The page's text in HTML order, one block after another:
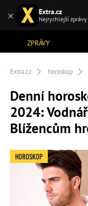
ZPRÁVY
Extra.cz horoskop
Denní
2024:
Blížencům
HOROSKOP
× Extra.cz
Nejrychlejší